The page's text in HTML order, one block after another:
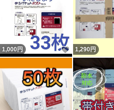
1,000 円 いいね！
1,290円